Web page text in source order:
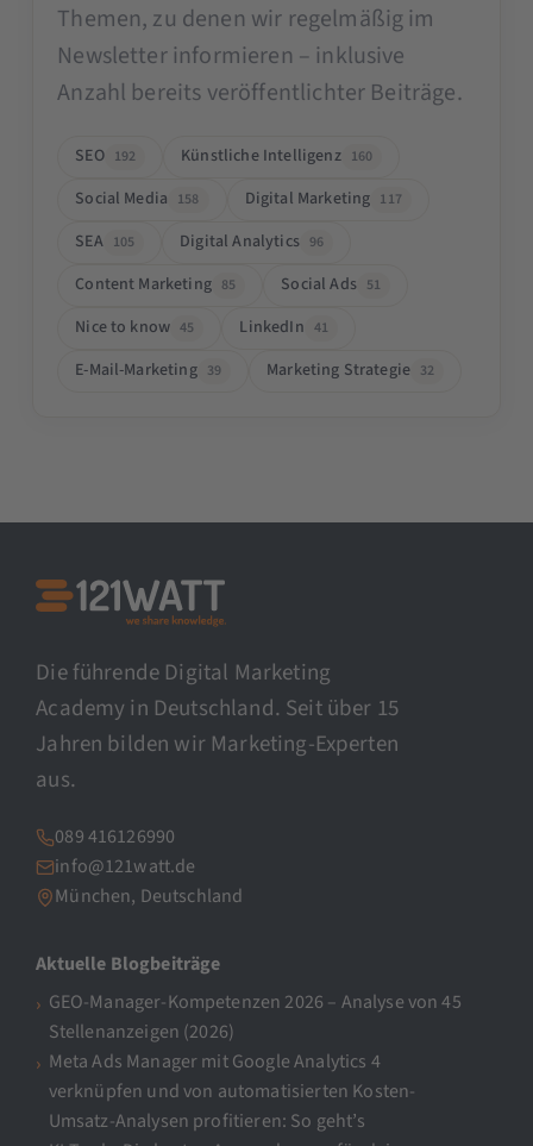
Themen, zu denen wir regelmäßig im
Newsletter informieren – inklusive
Anzahl bereits veröffentlichter Beiträge.
SEO 192 Künstliche Intelligenz 160
Social Media 158 Digital Marketing 117
SEA 105 Digital Analytics 96
Content Marketing 85 Social Ads 51
Nice to know 45 LinkedIn 41
E-Mail-Marketing 39 Marketing Strategie 32
Die führende Digital Marketing
Academy in Deutschland. Seit über 15
Jahren bilden wir Marketing-Experten
aus.
089 416126990
info@121watt.de
München, Deutschland
Aktuelle Blogbeiträge
GEO-Manager-Kompetenzen 2026 – Analyse von 45
Stellenanzeigen (2026)
Meta Ads Manager mit Google Analytics 4
verknüpfen und von automatisierten Kosten-
Umsatz-Analysen profitieren: So geht’s